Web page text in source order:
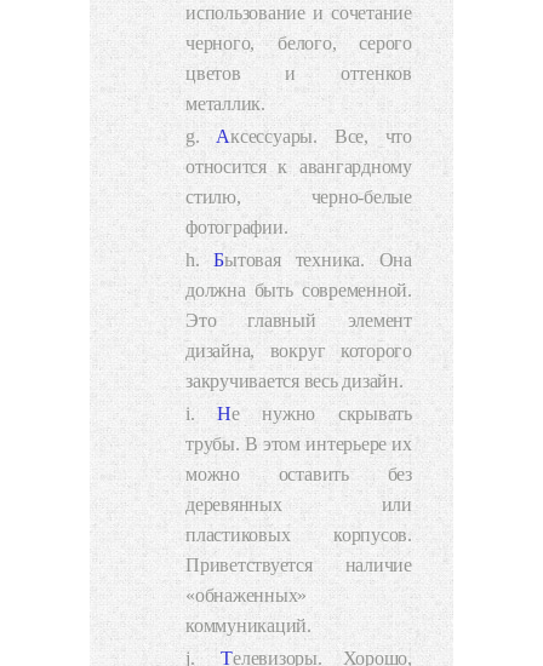
использование и сочетание
черного, белого, серого
цветов и оттенков
металлик.
Аксессуары. Все, что
относится к авангардному
стилю, черно-белые
фотографии.
Бытовая техника. Она
должна быть современной.
Это главный элемент
дизайна, вокруг которого
закручивается весь дизайн.
Не нужно скрывать
трубы. В этом интерьере их
можно оставить без
деревянных или
пластиковых корпусов.
Приветствуется наличие
«обнаженных»
коммуникаций.
Телевизоры. Хорошо,